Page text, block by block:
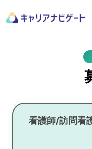
看護師/訪問看